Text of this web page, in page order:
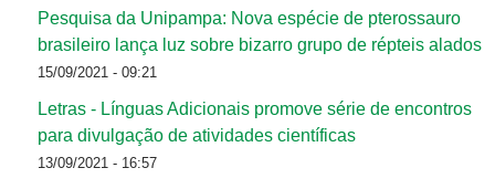
Pesquisa da Unipampa: Nova espécie de pterossauro
brasileiro lança luz sobre bizarro grupo de répteis alados
15/09/2021 - 09:21
Letras - Línguas Adicionais promove série de encontros
para divulgação de atividades científicas
13/09/2021 - 16:57